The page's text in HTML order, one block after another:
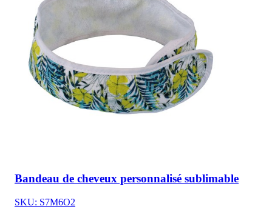
Bandeau de cheveux personnalisé sublimable
SKU: S7M6O2